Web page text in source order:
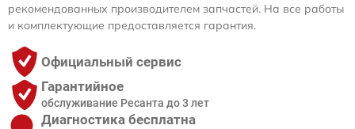
рекомендованных производителем запчастей. На все работы
и комплектующие предоставляется гарантия.
Официальный сервис
Гарантийное
обслуживание Ресанта до 3 лет
Диагностика бесплатна